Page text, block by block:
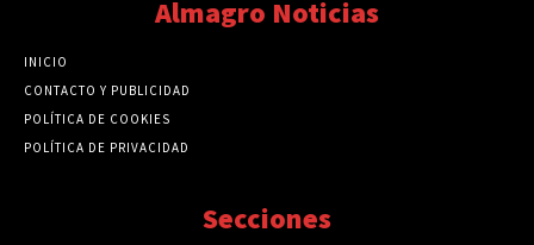
Almagro Noticias
INICIO
CONTACTO Y PUBLICIDAD
POLÍTICA DE COOKIES
POLÍTICA DE PRIVACIDAD
Secciones